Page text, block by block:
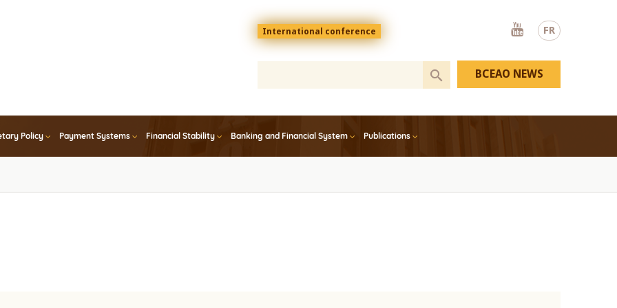
FR
Menu
top
En
International conference
Youtube
Policy Payment Systems Financial Stability Banking and Financial System Publications
BCEAO NEWS